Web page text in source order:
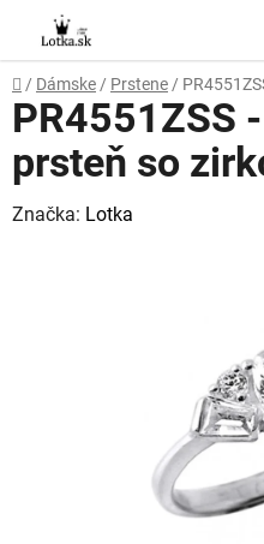
obsah
Domov
/ Dámske / Prstene /
PR4551ZSS
prsteň so
Značka: Lotka